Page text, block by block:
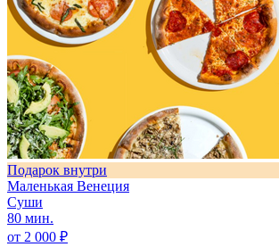
Подарок внутри
Маленькая Венеция
Суши
80 мин.
от 2 000 ₽